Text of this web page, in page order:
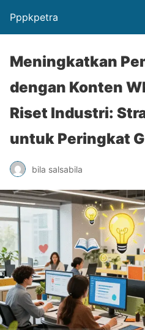
Pppkpetra
Meningkatkan
dengan Konten
Riset Industri:
untuk Peringkat
bila salsabila